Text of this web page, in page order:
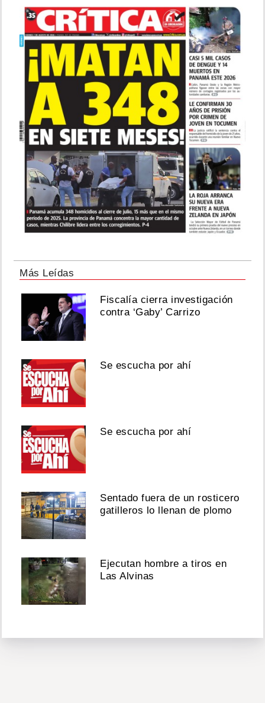
Más Leídas
Fiscalía cierra investigación
contra ‘Gaby’ Carrizo
Se escucha por ahí
Se escucha por ahí
Sentado fuera de un rosticero
gatilleros lo llenan de plomo
Ejecutan hombre a tiros en
Las Alvinas